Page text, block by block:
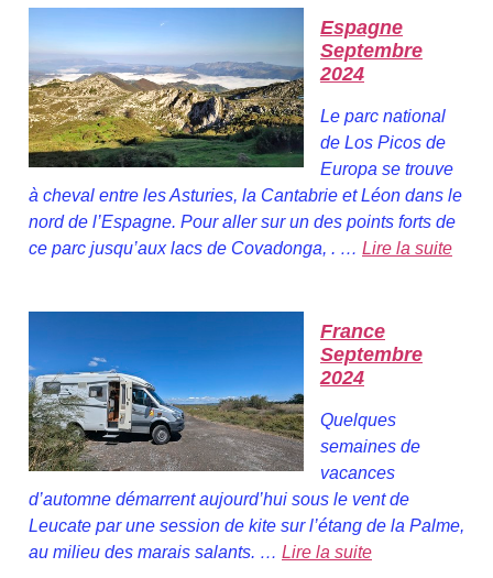
Espagne
Septembre
2024
Le parc national
de Los Picos de
Europa se trouve
à cheval entre les Asturies, la Cantabrie et Léon dans le
nord de l’Espagne. Pour aller sur un des points forts de
ce parc jusqu’aux lacs de Covadonga, . … Lire la suite
France
Septembre
2024
Quelques
semaines de
vacances
d’automne démarrent aujourd’hui sous le vent de
Leucate par une session de kite sur l’étang de la Palme,
au milieu des marais salants. … Lire la suite